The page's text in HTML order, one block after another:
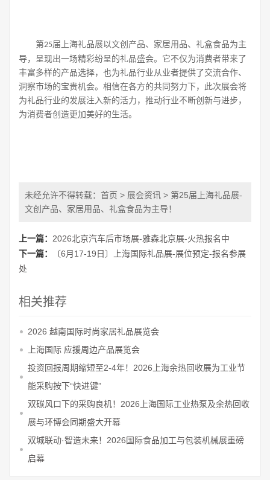
第25届上海礼品展以文创产品、家居用品、礼盒食品为主
导，呈现出一场精彩纷呈的礼品盛会。它不仅为消费者带来了
丰富多样的产品选择，也为礼品行业从业者提供了交流合作、
洞察市场的宝贵机会。相信在各方的共同努力下，此次展会将
为礼品行业的发展注入新的活力，推动行业不断创新与进步，
为消费者创造更加美好的生活。
未经允许不得转载： 首页 > 展会资讯 > 第25届上海礼品展-
文创产品、家居用品、礼盒食品为主导！
上一篇： 2026北京汽车后市场展-雅森北京展-火热报名中
下一篇：
〔6月17-19日〕上海国际礼品展-展位预定-报名参展
处
相关推荐
2026 越南国际时尚家居礼品展览会
上海国际 应援周边产品展览会
投资回报周期缩短至2-4年！2026上海余热回收展为工业节
能采购按下“快进键”
双碳风口下的采购良机！2026上海国际工业热泵及余热回收
展与环博会同期盛大开幕
双城联动·智造未来！2026国际食品加工与包装机械展重磅
启幕